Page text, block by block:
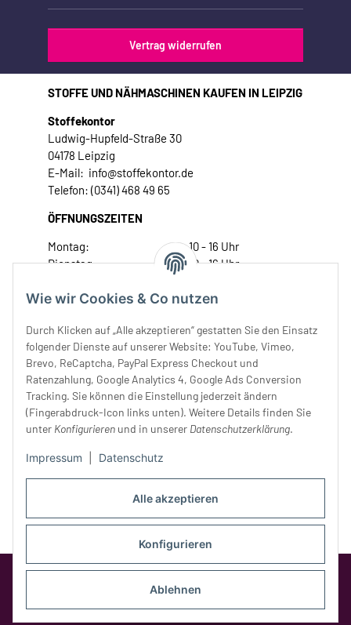
Alle akzeptieren
Konfigurieren
Ablehnen
Wie wir Cookies & Co nutzen
Durch Klicken auf „Alle akzeptieren“ gestatten Sie den Einsatz
folgender Dienste auf unserer Website: YouTube, Vimeo,
Brevo, ReCaptcha, PayPal Express Checkout und
Ratenzahlung, Google Analytics 4, Google Ads Conversion
Tracking. Sie können die Einstellung jederzeit ändern
(Fingerabdruck-Icon links unten). Weitere Details finden Sie
unter Konfigurieren und in unserer Datenschutzerklärung.
Impressum Datenschutz
Vertrag widerrufen
STOFFE UND NÄHMASCHINEN KAUFEN IN LEIPZIG
Stoffekontor
Ludwig-Hupfeld-Straße 30
04178 Leipzig
E-Mail: info@stoffekontor.de
Telefon: (0341) 468 49 65
ÖFFNUNGSZEITEN
Montag:
10 - 16 Uhr
Dienstag:
10 - 16 Uhr
Donnerstag:
10 - 18 Uhr
Samstag:
10 - 14 Uhr
Unser Service
Rechtliches
Google Analytics deaktivierenStatus: